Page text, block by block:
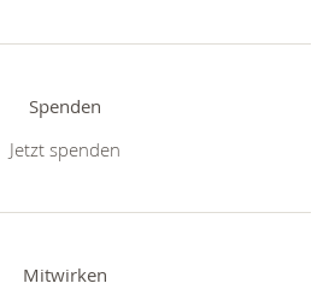
Spenden
Jetzt spenden
Mitwirken